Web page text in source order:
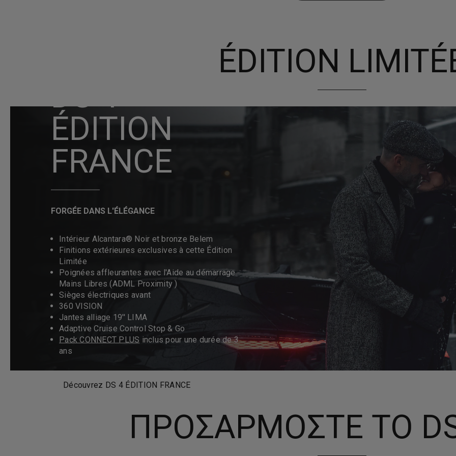
ÉDITION
DS 4
ÉDITION
FRANCE
FORGÉE DANS L'ÉLÉGANCE
Intérieur Alcantara® Noir et bronze Belem
Finitions extérieures exclusives à cette Édition
Limitée
Poignées affleurantes avec l'Aide au démarrage
Mains Libres (ADML Proximity )
Sièges électriques avant
360 VISION
Jantes alliage 19'' LIMA
Adaptive Cruise Control Stop & Go
Pack CONNECT PLUS inclus pour une durée de 3
ans
Découvrez DS 4 ÉDITION FRANCE
ΠΡΟΣΑΡΜΟΣΤΕ ΤΟ